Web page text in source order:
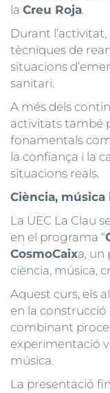
la Creu Roja.
Durant
tècniques de
situacions
sanitari.
A més dels
activitats també
fonamentals
la confiança i la
situacions reals.
Ciència, música
La UEC La Clau
en el programa “
CosmoCaixa, un
ciència, música,
Aquest curs, els
en la construcció
combinant
experimentació
música.
La presentació